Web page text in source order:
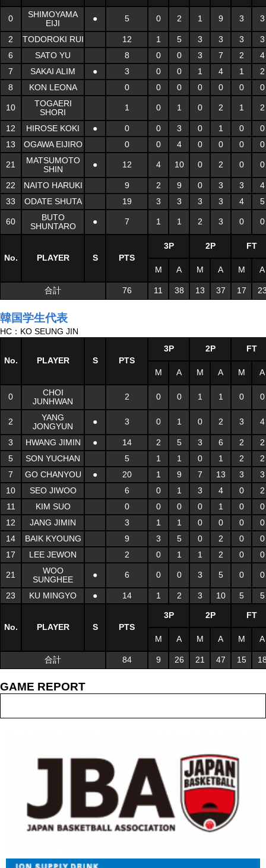
0
SHIMOYAMA
EIJI
● 5 0 2 1 9 3 3
2 TODOROKI RUI 12 1 5 3 3 3
3
6
SATO YU 8 0 0 3 7 2
4
7
SAKAI ALIM ● 3 0 0 1 4 1
2
8
KON LEONA 0 0 0 0 0 0 0
10
TOGAERI
SHORI
1 0 1 0 2 1 2
12 HIROSE KOKI ● 0 0 3 0 1 0
0
13
OGAWA EIJIRO 0 0 4 0 0 0 0
21
MATSUMOTO
SHIN
● 12 4 10 0 2 0 0
22 NAITO HARUKI 9 2 9 0 3 3
4
33
ODATE SHUTA 19 3 3 3 3 4 5
60
BUTO
SHUNTARO
● 7 1 1 2 3 0 0
No. PLAYER S PTS
3P 2P FT
M A M A M A
合計 76 11 38 13 37 17
韓国学生代表
HC：KO SEUNG JIN
No. PLAYER S PTS
3P 2P FT
M A M A M A
0
CHOI
JUNHWAN
2 0 0 1 1 0 0
2
YANG
JONGYUN
● 3 0 1 0 2 3 4
3 HWANG JIMIN ● 14 2 5 3 6 2
2
5
SON YUCHAN 5 1 1 0 1 2
2
7
GO CHANYOU ● 20 1 9 7 13 3
3
10
SEO JIWOO 6 0 1 3 4 0
2
11
KIM SUO 0 0 0 0 1 0
0
12
JANG JIMIN 3 1 1 0 0 0
0
14
BAIK KYOUNG 9 3 5 0 2 0
0
17
LEE JEWON 2 0 1 1 2 0 0
21
WOO
SUNGHEE
● 6 0 0 3 5 0 0
23 KU MINGYO ● 14 1 2 3 10 5 5
No. PLAYER S PTS
3P 2P FT
M A M A M A
合計 84 9 26 21 47 15
GAME REPORT